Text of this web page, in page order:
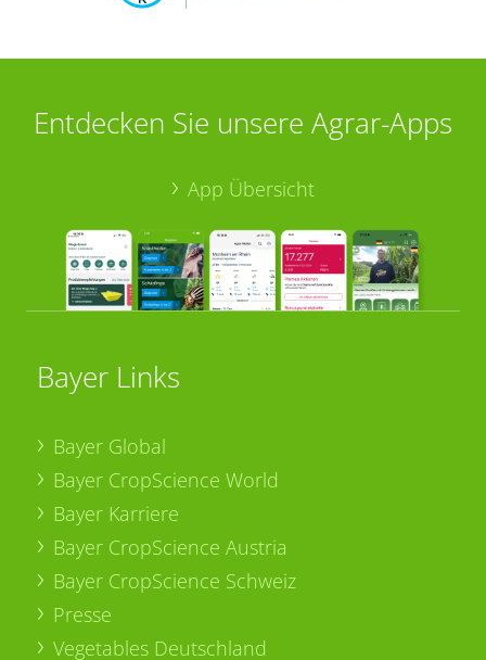
Entdecken Sie unsere Agrar-Apps
App Übersicht
Bayer Links
Bayer Global
Bayer CropScience World
Bayer Karriere
Bayer CropScience Austria
Bayer CropScience Schweiz
Presse
Vegetables Deutschland